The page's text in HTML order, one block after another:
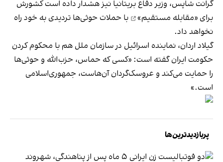
گرانت شاپس، وزیر دفاع بریتانیا نیز هشدار داده است کشورش
برای «مقابله مستقیم»
با حملات حوثی‌ها تردیدی به خود راه
نخواهد داد.
گیلاد اردان، نماینده اسرائیل در سازمان ملل هم با محکوم کردن
حکومت ایران گفته است: «کسی که حماس، حزب‌الله و حوثی‌ها
را حمایت می‌کند و عروسک‌گردان آن‌هاست، جمهوری‌اسلامی
است.»
پربازدیدترین‌ها